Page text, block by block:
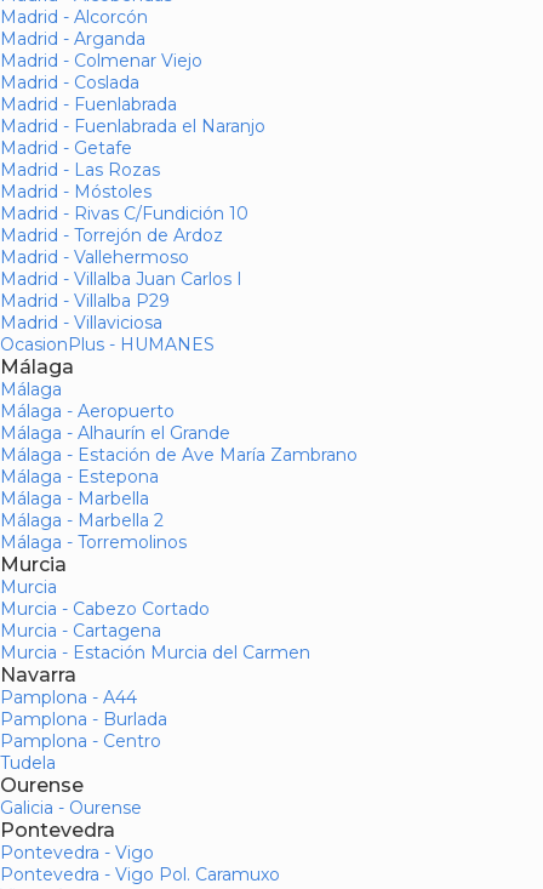
Madrid - Alcorcón
Madrid - Arganda
Madrid - Colmenar Viejo
Madrid - Coslada
Madrid - Fuenlabrada
Madrid - Fuenlabrada el Naranjo
Madrid - Getafe
Madrid - Las Rozas
Madrid - Móstoles
Madrid - Rivas C/Fundición 10
Madrid - Torrejón de Ardoz
Madrid - Vallehermoso
Madrid - Villalba Juan Carlos I
Madrid - Villalba P29
Madrid - Villaviciosa
OcasionPlus - HUMANES
Málaga
Málaga
Málaga - Aeropuerto
Málaga - Alhaurín el Grande
Málaga - Estación de Ave María Zambrano
Málaga - Estepona
Málaga - Marbella
Málaga - Marbella 2
Málaga - Torremolinos
Murcia
Murcia
Murcia - Cabezo Cortado
Murcia - Cartagena
Murcia - Estación Murcia del Carmen
Navarra
Pamplona - A44
Pamplona - Burlada
Pamplona - Centro
Tudela
Ourense
Galicia - Ourense
Pontevedra
Pontevedra - Vigo
Pontevedra - Vigo Pol. Caramuxo